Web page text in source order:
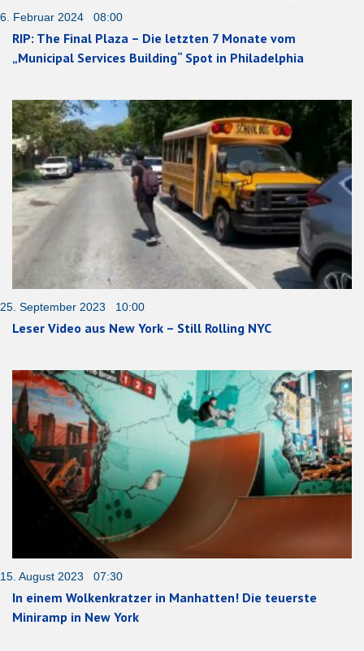
6. Februar 2024 08:00
RIP: The Final Plaza – Die letzten 7 Monate vom
„Municipal Services Building“ Spot in Philadelphia
25. September 2023 10:00
Leser Video aus New York – Still Rolling NYC
15. August 2023 07:30
In einem Wolkenkratzer in Manhatten! Die teuerste
Miniramp in New York